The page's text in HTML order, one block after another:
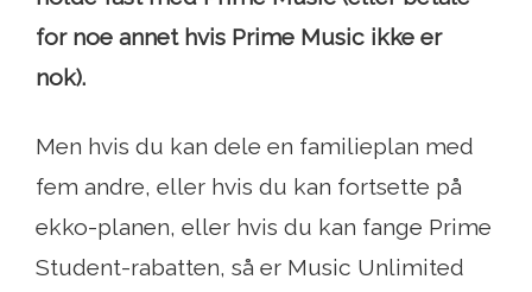
for noe annet hvis Prime Music ikke er
nok).
Men hvis du kan dele en familieplan med
fem andre, eller hvis du kan fortsette på
ekko-planen, eller hvis du kan fange Prime
Student-rabatten, så er Music Unlimited